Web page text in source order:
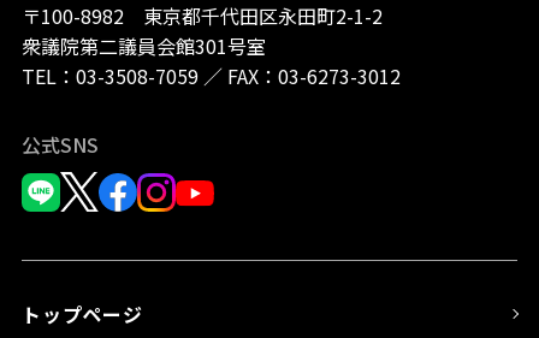
〒100-8982 東京都千代田区永田町2-1-2
衆議院第二議員会館301号室
TEL： 03-3508-7059／ FAX：03-6273-3012
公式SNS
トップページ